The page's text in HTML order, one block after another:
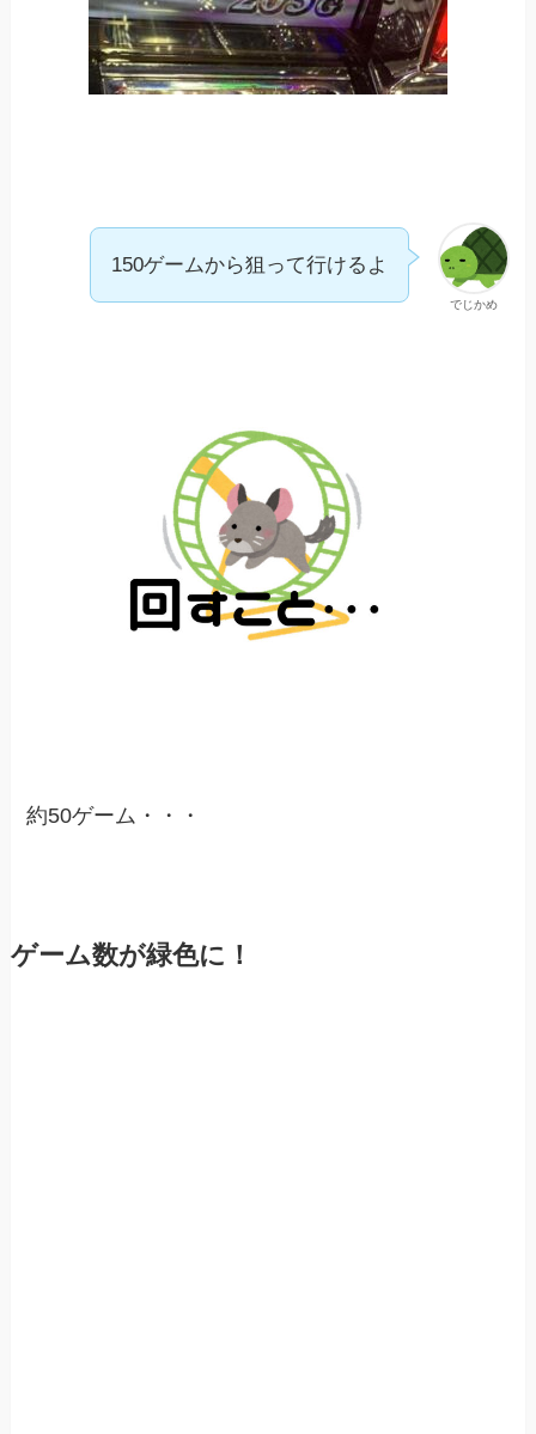
でじかめ
150ゲームから狙って行けるよ
約50ゲーム・・・
ゲーム数が緑色に！